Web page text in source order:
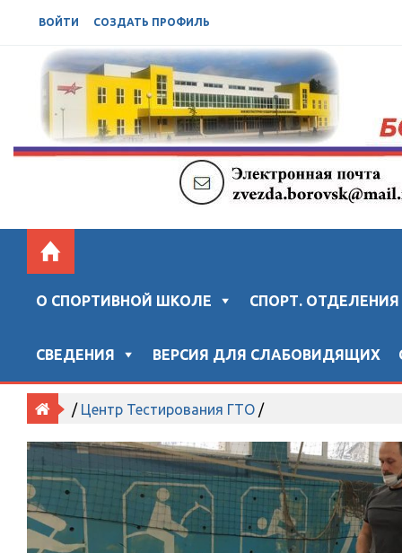
ВОЙТИ СОЗДАТЬ ПРОФИЛЬ
БОРОВСКАЯ СШ "ЗВЕЗДА"
Официальный сайт "Боровской спортивной школы
О СПОРТИВНОЙ ШКОЛЕ СПОРТ. ОТДЕЛЕНИЯ
СВЕДЕНИЯ ВЕРСИЯ ДЛЯ СЛАБОВИДЯЩИХ
/ Центр Тестирования ГТО /